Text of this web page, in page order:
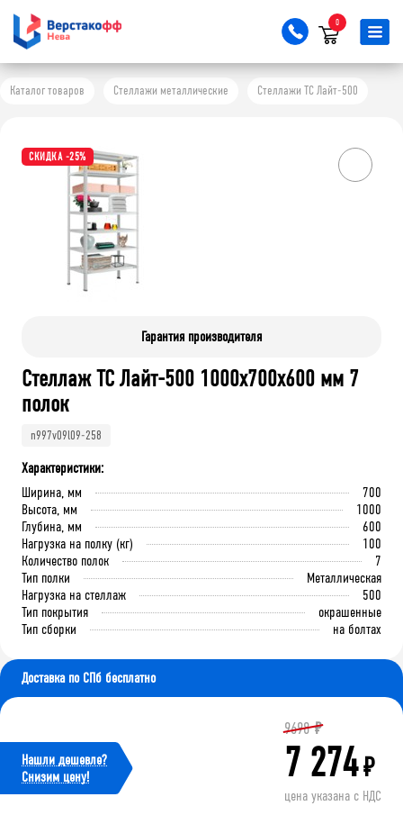
0
Каталог товаров Стеллажи металлические Стеллажи ТС Лайт-500
СКИДКА -25%
Гарантия производителя
Стеллаж ТС Лайт-500 1000х700х600 мм 7
полок
n997v09l09-258
Характеристики:
Ширина, мм
700
Высота, мм
1000
Глубина, мм
600
Нагрузка на полку (кг)
100
Количество полок
7
Тип полки
Металлическая
Нагрузка на стеллаж
500
Тип покрытия
окрашенные
Тип сборки
на болтах
Доставка по СПб бесплатно
Нашли дешевле?
Cнизим цену!
9698 ₽
7 274₽
цена указана с НДС